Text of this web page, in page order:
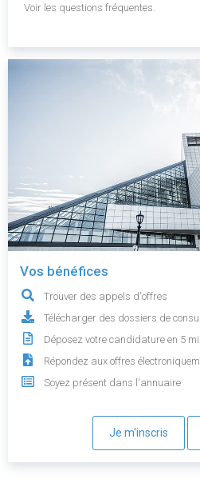
Voir les questions fréquentes.
Vos bénéfices
Trouver des appels d'offres
Télécharger des dossiers de
Déposez votre candidature en 5
Répondez aux offres
Soyez présent dans l'annuaire
Je m'inscris